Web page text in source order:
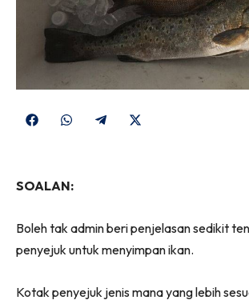
Share
Share
Share
SOALAN:
Boleh tak admin beri penjelasan sedikit
penyejuk untuk menyimpan ikan.
Kotak penyejuk jenis mana yang lebih